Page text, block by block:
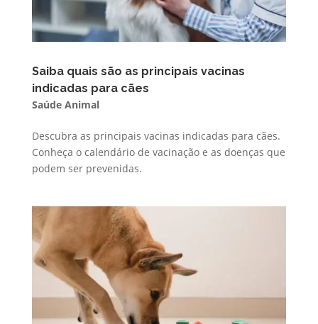
Saiba quais são as principais vacinas
indicadas para cães
Saúde Animal
Descubra as principais vacinas indicadas para cães.
Conheça o calendário de vacinação e as doenças que
podem ser prevenidas.